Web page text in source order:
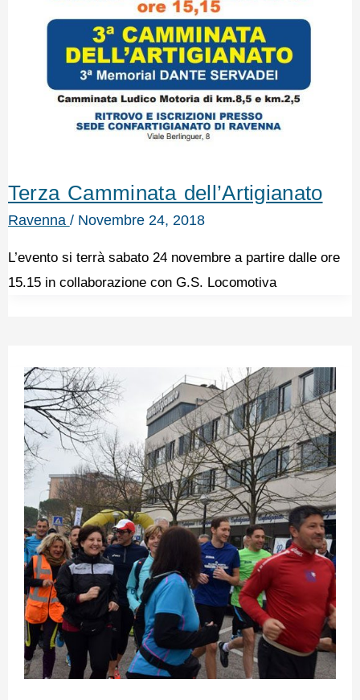
Terza Camminata dell’Artigianato
Ravenna / Novembre 24, 2018
L’evento si terrà sabato 24 novembre a partire dalle ore
15.15 in collaborazione con G.S. Locomotiva